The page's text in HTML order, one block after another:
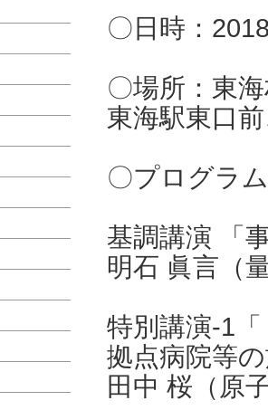
〇日時：
〇場所：東
東海駅東口
〇プログラ
基調講演 「
明石 眞言（
特別講演-1
拠点病院等
田中 桜（原